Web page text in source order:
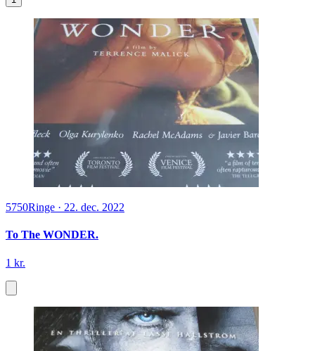
5750Ringe · 22. dec. 2022
To The WONDER.
1 kr.